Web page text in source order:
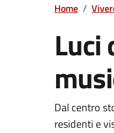
Home /
Luci
Dal centro
residenti e